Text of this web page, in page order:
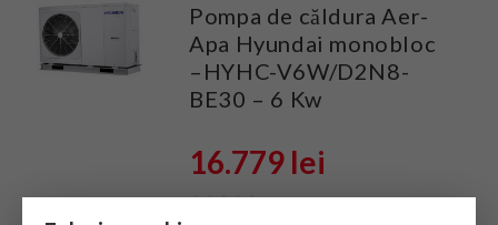
Pompa de căldura Aer-
Apa Hyundai monobloc
–HYHC-V6W/D2N8-
BE30 – 6 Kw
16.779 lei